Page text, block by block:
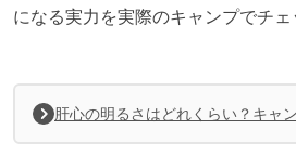
になる実力を実際のキャンプでチェ
肝心の明るさはどれくらい？キャ